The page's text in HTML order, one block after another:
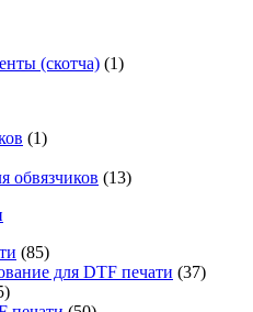
(скотча) (1)
(1)
обвязчиков (13)
(85)
для DTF печати (37)